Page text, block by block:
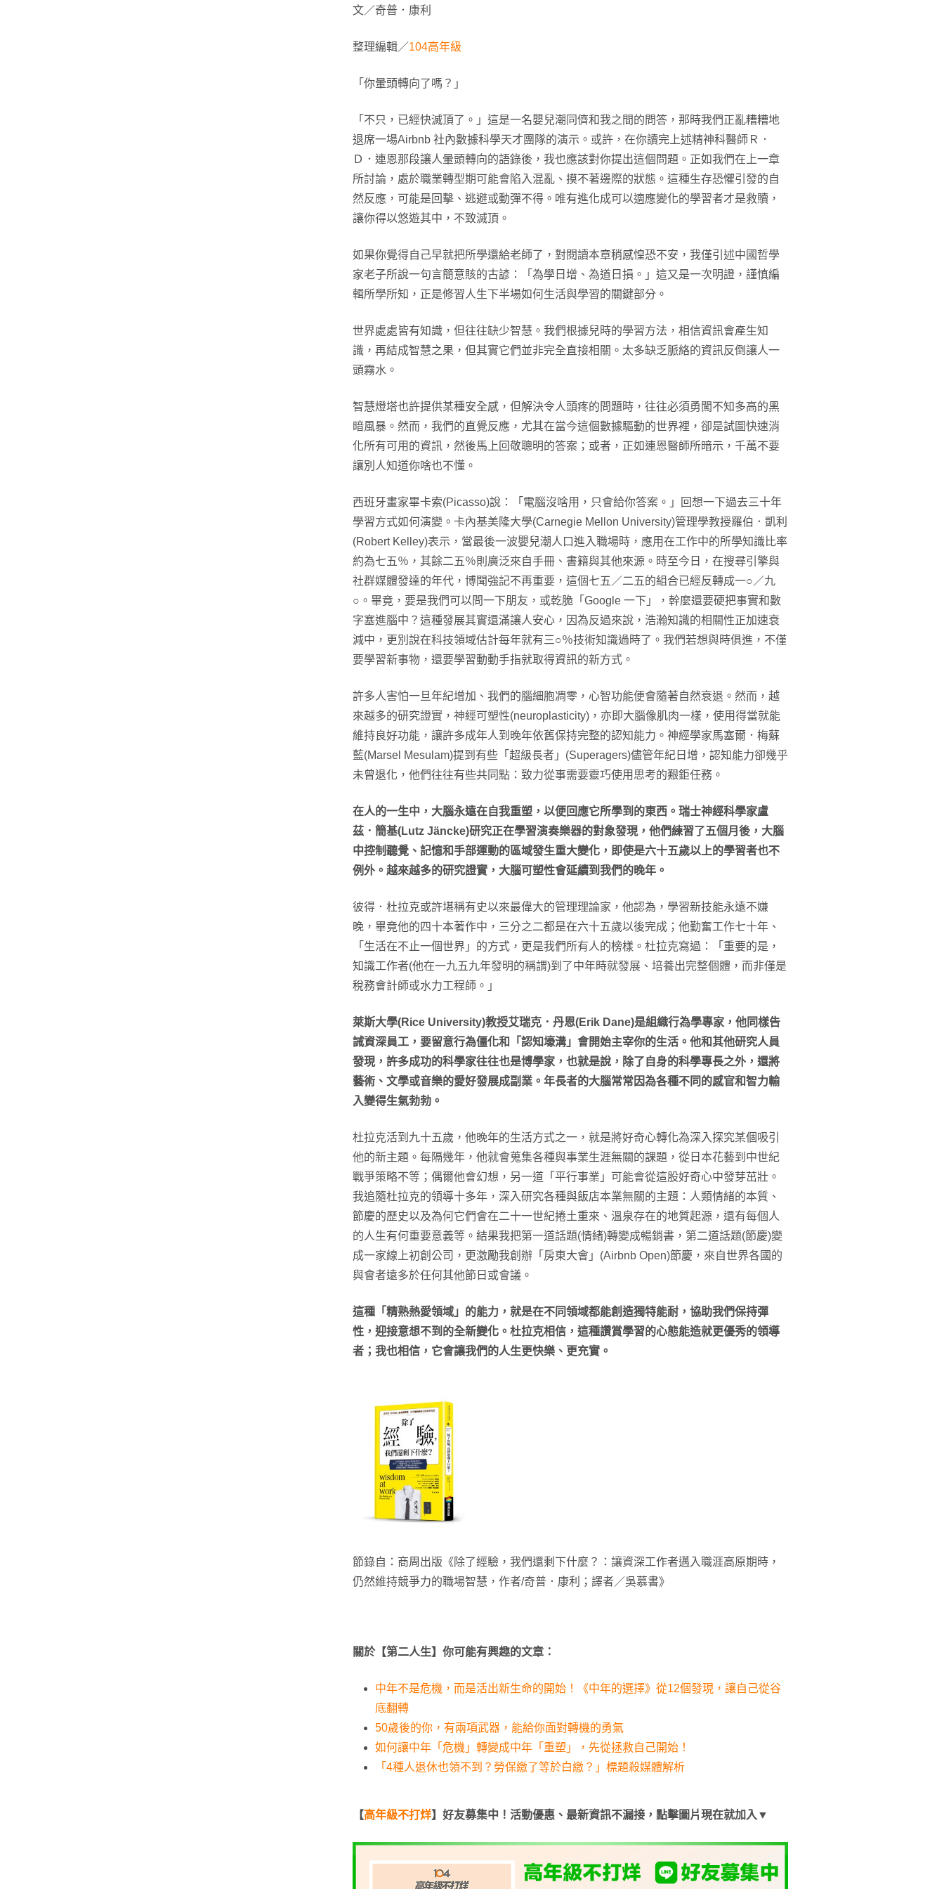
文／奇普．康利
整理編輯／104高年級
「你暈頭轉向了嗎？」
「不只，已經快滅頂了。」這是一名嬰兒潮同儕和我之間的問答，那時我們正亂糟糟地
退席一場Airbnb 社內數據科學天才團隊的演示。或許，在你讀完上述精神科醫師Ｒ．
Ｄ．連恩那段讓人暈頭轉向的語錄後，我也應該對你提出這個問題。正如我們在上一章
所討論，處於職業轉型期可能會陷入混亂、摸不著邊際的狀態。這種生存恐懼引發的自
然反應，可能是回擊、逃避或動彈不得。唯有進化成可以適應變化的學習者才是救贖，
讓你得以悠遊其中，不致滅頂。
如果你覺得自己早就把所學還給老師了，對閱讀本章稍感惶恐不安，我僅引述中國哲學
家老子所說一句言簡意賅的古諺：「為學日增、為道日損。」這又是一次明證，謹慎編
輯所學所知，正是修習人生下半場如何生活與學習的關鍵部分。
世界處處皆有知識，但往往缺少智慧。我們根據兒時的學習方法，相信資訊會產生知
識，再結成智慧之果，但其實它們並非完全直接相關。太多缺乏脈絡的資訊反倒讓人一
頭霧水。
智慧燈塔也許提供某種安全感，但解決令人頭疼的問題時，往往必須勇闖不知多高的黑
暗風暴。然而，我們的直覺反應，尤其在當今這個數據驅動的世界裡，卻是試圖快速消
化所有可用的資訊，然後馬上回敬聰明的答案；或者，正如連恩醫師所暗示，千萬不要
讓別人知道你啥也不懂。
西班牙畫家畢卡索(Picasso)說：「電腦沒啥用，只會給你答案。」回想一下過去三十年
學習方式如何演變。卡內基美隆大學(Carnegie Mellon University)管理學教授羅伯．凱利
(Robert Kelley)表示，當最後一波嬰兒潮人口進入職場時，應用在工作中的所學知識比率
約為七五％，其餘二五％則廣泛來自手冊、書籍與其他來源。時至今日，在搜尋引擎與
社群媒體發達的年代，博聞強記不再重要，這個七五／二五的組合已經反轉成一○／九
○。畢竟，要是我們可以問一下朋友，或乾脆「Google 一下」，幹麼還要硬把事實和數
字塞進腦中？這種發展其實還滿讓人安心，因為反過來說，浩瀚知識的相關性正加速衰
減中，更別說在科技領域估計每年就有三○％技術知識過時了。我們若想與時俱進，不僅
要學習新事物，還要學習動動手指就取得資訊的新方式。
許多人害怕一旦年紀增加、我們的腦細胞凋零，心智功能便會隨著自然衰退。然而，越
來越多的研究證實，神經可塑性(neuroplasticity)，亦即大腦像肌肉一樣，使用得當就能
維持良好功能，讓許多成年人到晚年依舊保持完整的認知能力。神經學家馬塞爾．梅蘇
藍(Marsel Mesulam)提到有些「超級長者」(Superagers)儘管年紀日增，認知能力卻幾乎
未曾退化，他們往往有些共同點：致力從事需要靈巧使用思考的艱鉅任務。
在人的一生中，大腦永遠在自我重塑，以便回應它所學到的東西。瑞士神經科學家盧
茲．簡基(Lutz Jäncke)研究正在學習演奏樂器的對象發現，他們練習了五個月後，大腦
中控制聽覺、記憶和手部運動的區域發生重大變化，即使是六十五歲以上的學習者也不
例外。越來越多的研究證實，大腦可塑性會延續到我們的晚年。
彼得．杜拉克或許堪稱有史以來最偉大的管理理論家，他認為，學習新技能永遠不嫌
晚，畢竟他的四十本著作中，三分之二都是在六十五歲以後完成；他勤奮工作七十年、
「生活在不止一個世界」的方式，更是我們所有人的榜樣。杜拉克寫過：「重要的是，
知識工作者(他在一九五九年發明的稱謂)到了中年時就發展、培養出完整個體，而非僅是
稅務會計師或水力工程師。」
萊斯大學(Rice University)教授艾瑞克．丹恩(Erik Dane)是組織行為學專家，他同樣告
誡資深員工，要留意行為僵化和「認知壕溝」會開始主宰你的生活。他和其他研究人員
發現，許多成功的科學家往往也是博學家，也就是說，除了自身的科學專長之外，還將
藝術、文學或音樂的愛好發展成副業。年長者的大腦常常因為各種不同的感官和智力輸
入變得生氣勃勃。
杜拉克活到九十五歲，他晚年的生活方式之一，就是將好奇心轉化為深入探究某個吸引
他的新主題。每隔幾年，他就會蒐集各種與事業生涯無關的課題，從日本花藝到中世紀
戰爭策略不等；偶爾他會幻想，另一道「平行事業」可能會從這股好奇心中發芽茁壯。
我追隨杜拉克的領導十多年，深入研究各種與飯店本業無關的主題：人類情緒的本質、
節慶的歷史以及為何它們會在二十一世紀捲土重來、溫泉存在的地質起源，還有每個人
的人生有何重要意義等。結果我把第一道話題(情緒)轉變成暢銷書，第二道話題(節慶)變
成一家線上初創公司，更激勵我創辦「房東大會」(Airbnb Open)節慶，來自世界各國的
與會者遠多於任何其他節日或會議。
這種「精熟熱愛領域」的能力，就是在不同領域都能創造獨特能耐，協助我們保持彈
性，迎接意想不到的全新變化。杜拉克相信，這種讚賞學習的心態能造就更優秀的領導
者；我也相信，它會讓我們的人生更快樂、更充實。
節錄自：商周出版《除了經驗，我們還剩下什麼？：讓資深工作者邁入職涯高原期時，
仍然維持競爭力的職場智慧，作者/奇普．康利；譯者／吳慕書》
關於【第二人生】你可能有興趣的文章：
中年不是危機，而是活出新生命的開始！《中年的選擇》從12個發現，讓自己從谷
底翻轉
50歲後的你，有兩項武器，能給你面對轉機的勇氣
如何讓中年「危機」轉變成中年「重塑」，先從拯救自己開始！
「4種人退休也領不到？勞保繳了等於白繳？」標題殺媒體解析
【高年級不打烊】好友募集中！活動優惠、最新資訊不漏接，點擊圖片現在就加入▼